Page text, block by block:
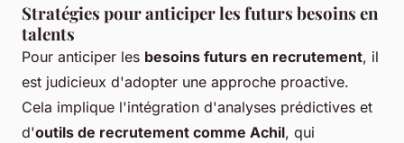
Stratégies pour anticiper les futurs besoins en
talents
Pour anticiper les besoins futurs en recrutement, il
est judicieux d'adopter une approche proactive.
Cela implique l'intégration d'analyses prédictives et
d'outils de recrutement comme Achil, qui